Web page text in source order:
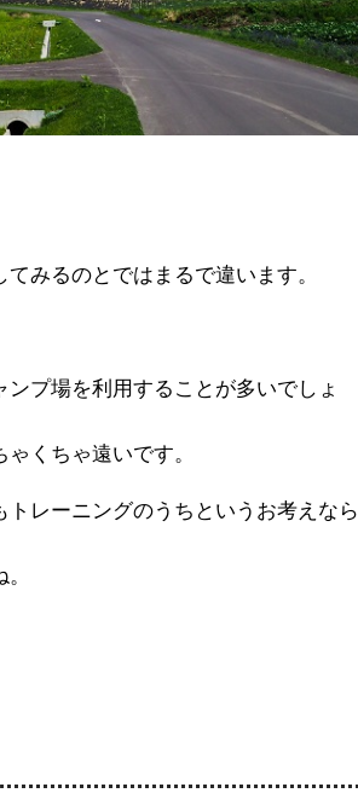
みるのとではまるで違います。
プ場を利用することが多いでしょ
くちゃ遠いです。
レーニングのうちというお考えなら